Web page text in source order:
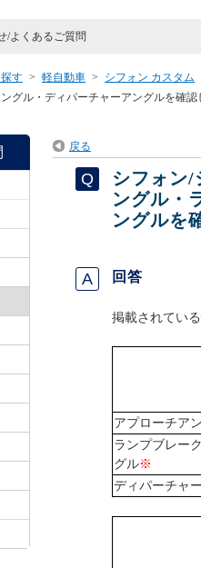
す > 軽自動車 > シフォン カスタム
グル・ディパーチャーアングルを確認
戻る
シフォン/
ングル・
ングルを
回答
掲載されてい
アプローチア
ランプブレー
グル※
ディパーチャ